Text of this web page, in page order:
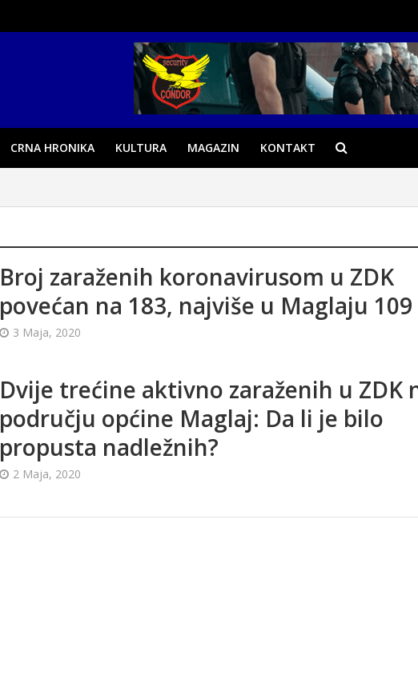
CRNA HRONIKA KULTURA MAGAZIN KONTAKT
Broj zaraženih koronavirusom u ZDK
povećan na 183, najviše u Maglaju 109
3 Maja, 2020
Dvije trećine aktivno zaraženih u ZDK
području općine Maglaj: Da li je bilo
propusta nadležnih?
2 Maja, 2020